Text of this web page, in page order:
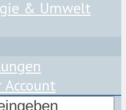
& Umwelt